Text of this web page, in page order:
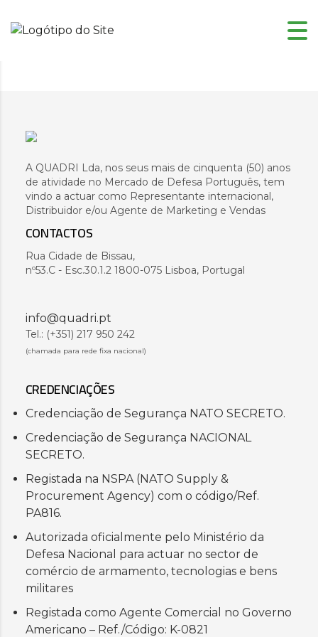
A QUADRI Lda, nos seus mais de cinquenta (50) anos
de atividade no Mercado de Defesa Português, tem
vindo a actuar como Representante internacional,
Distribuidor e/ou Agente de Marketing e Vendas
CONTACTOS
Rua Cidade de Bissau,
nº53.C - Esc.30.1.2 1800-075 Lisboa, Portugal
info@quadri.pt
Tel.: (+351) 217 950 242
(chamada para rede fixa nacional)
CREDENCIAÇÕES
Credenciação de Segurança NATO SECRETO.
Credenciação de Segurança NACIONAL
SECRETO.
Registada na NSPA (NATO Supply &
Procurement Agency) com o código/Ref.
PA816.
Autorizada oficialmente pelo Ministério da
Defesa Nacional para actuar no sector de
comércio de armamento, tecnologias e bens
militares
Registada como Agente Comercial no Governo
Americano – Ref./Código: K-0821